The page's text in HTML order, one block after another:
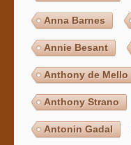
Anna Barnes
Annie Besant
Anthony de Mello
Anthony Strano
Antonin Gadal